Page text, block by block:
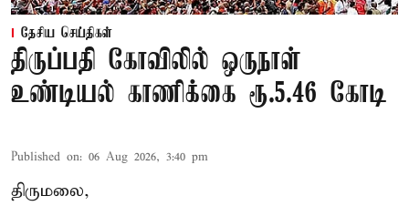
தேசிய செய்திகள்
திருப்பதி கோவிலில் ஒருநாள்
உண்டியல் காணிக்கை ரூ.5.46 கோடி
Published on: 06 Aug 2026, 3:40 pm
திருமலை,